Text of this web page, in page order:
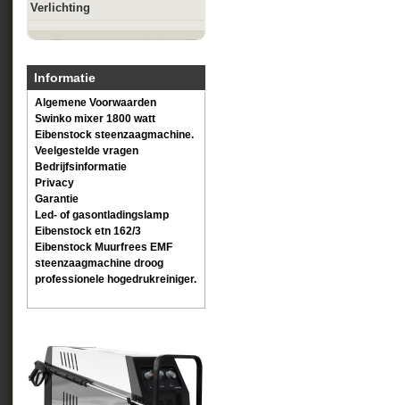
Verlichting
Informatie
Algemene Voorwaarden
Swinko mixer 1800 watt
Eibenstock steenzaagmachine.
Veelgestelde vragen
Bedrijfsinformatie
Privacy
Garantie
Led- of gasontladingslamp
Eibenstock etn 162/3
Eibenstock Muurfrees EMF
steenzaagmachine droog
professionele hogedrukreiniger.